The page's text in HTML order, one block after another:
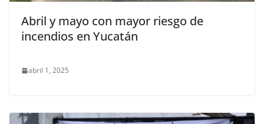
Abril y mayo con mayor riesgo de
incendios en Yucatán
abril 1, 2025